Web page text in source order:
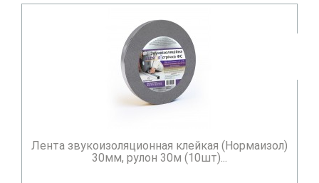
Лента звукоизоляционная клейкая (Нормаизол)
30мм, рулон 30м (10шт)...